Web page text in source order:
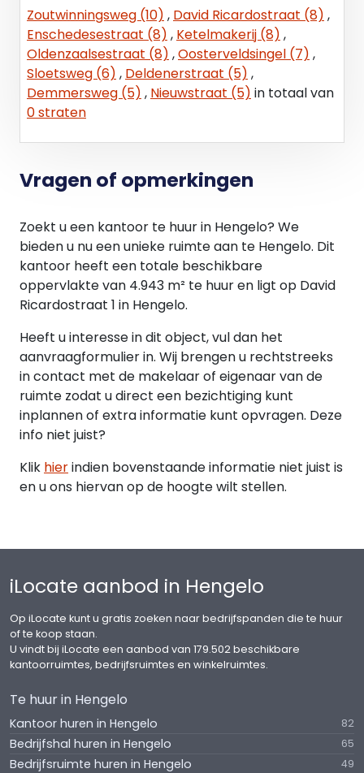
- Fietsparkeerplaatsen.
Huurprijs
Kantoorruimte
EUR 200,- per m² v.v.o. per jaar, te vermeerderen
met BTW.
EUR 2.250,- per plaats per jaar, te vermeerderen
met BTW.
Servicekosten
EUR 55,- per m² v.v.o. per jaar, te vermeerderen
met BTW als verrekenbaar voorschot.
Huurprijsaanpassing
Jaarlijks, op basis van de wijziging van het
maandprijs-indexcijfer volgens de
consumentenprijsindex (CPI) reeks CPI-Alle
Huishoudens (2006 = 100), gepubliceerd door het
Centraal Bureau voor de Statistiek (CBS).
Huurtermijn
In overleg
Zoutwinningsweg (10) , David Ricardostraat (8) ,
Enschedesestraat (8) , Ketelmakerij (8) ,
Oldenzaalsestraat (8) ,Oosterveldsingel (7) ,
Sloetsweg (6) , Deldenerstraat (5) ,
Demmersweg (5) , Nieuwstraat (5) in totaal van
0 straten
Vragen of opmerkingen
Zoekt u een kantoor te huur in Hengelo? We
bieden u nu een unieke ruimte aan te Hengelo. Dit
kantoor heeft een totale beschikbare
oppervlakte van 4.943 m² te huur en ligt op David
Ricardostraat 1 in Hengelo.
Heeft u interesse in dit object, vul dan het
aanvraagformulier in. Wij brengen u rechtstreeks
in contact met de makelaar of eigenaar van de
ruimte zodat u direct een bezichtiging kunt
inplannen of extra informatie kunt opvragen. Deze
info niet juist?
Klik hierindien bovenstaande informatie niet juist is
en u ons hiervan op de hoogte wilt stellen.
iLocate aanbod in Hengelo
Op iLocate kunt u gratis zoeken naar bedrijfspanden die te huur
of te koop staan.
U vindt bij iLocate een aanbod van 179.502 beschikbare
kantoorruimtes, bedrijfsruimtes en winkelruimtes.
Te huur in Hengelo
Kantoor huren in Hengelo 82
Bedrijfshal huren in Hengelo 65
Bedrijfsruimte huren in Hengelo 49